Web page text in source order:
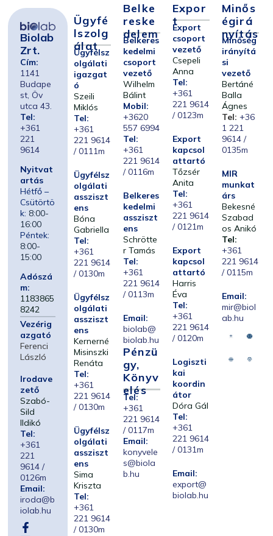
Biolab
Zrt.
Cím:
1141
Budape
st, Öv
utca 43.
Tel:
+361
221
9614
Nyitvat
artás
Hétfő –
Csütörtö
k: 8:00-
16:00
Péntek:
8:00-
15:00
Adószá
m:
1183865
8242
Vezérig
azgató
Ferenci
László
Irodave
zető
Szabó-
Sild
Ildikó
Tel:
+361
221
9614 /
0126m
Email:
iroda@b
iolab.hu
Ügyfé
Lszolg
Álat
Ügyfélsz
olgálati
igazgat
ó
Szeili
Miklós
Tel:
+361
221 9614
/ 0111m
Ügyfélsz
olgálati
assziszt
ens
Bóna
Gabriella
Tel:
+361
221 9614
/ 0130m
Ügyfélsz
olgálati
assziszt
ens
Kernerné
Misinszki
Renáta
Tel:
+361
221 9614
/ 0130m
Ügyfélsz
olgálati
assziszt
ens
Sima
Kriszta
Tel:
+361
221 9614
/ 0130m
Belke
Reske
Delem
Belkeres
kedelmi
csoport
vezető
Wilhelm
Bálint
Mobil:
+3620
557 6994
Tel:
+361
221 9614
/ 0116m
Belkeres
kedelmi
assziszt
ens
Schrötte
r Tamás
Tel:
+361
221 9614
/ 0113m
Email:
biolab@
biolab.hu
Pénzü
Gy,
Könyv
Elés
Tel:
+361
221 9614
/ 0117m
Email:
konyvele
s@biola
b.hu
Expor
T
Export
csoport
vezető
Csepeli
Anna
Tel:
+361
221 9614
/ 0123m
Export
kapcsol
attartó
Tőzsér
Anita
Tel:
+361
221 9614
/ 0121m
Export
kapcsol
attartó
Harris
Éva
Tel:
+361
221 9614
/ 0120m
Logiszti
kai
koordin
átor
Dóra Gál
Tel:
+361
221 9614
/ 0131m
Email:
export@
biolab.hu
Minős
Égirá
Nyítás
Minőség
irányítá
si
vezető
Bertáné
Balla
Ágnes
Tel: +36
1 221
9614 /
0135m
MIR
munkat
árs
Bekesné
Szabad
os Anikó
Tel:
+361
221 9614
/ 0115m
Email:
mir@biol
ab.hu